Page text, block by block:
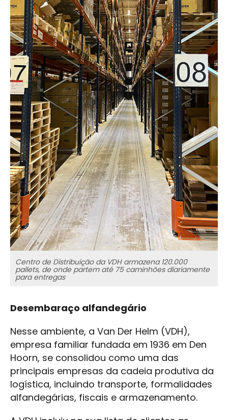
Centro de Distribuição da VDH armazena 120.000
pallets, de onde partem até 75 caminhões diariamente
para entregas
Desembaraço alfandegário
Nesse ambiente, a Van Der Helm (VDH),
empresa familiar fundada em 1936 em Den
Hoorn, se consolidou como uma das
principais empresas da cadeia produtiva da
logística, incluindo transporte, formalidades
alfandegárias, fiscais e armazenamento.